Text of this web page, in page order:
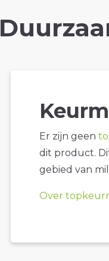
Er zijn geen
dit product.
gebied van
Over